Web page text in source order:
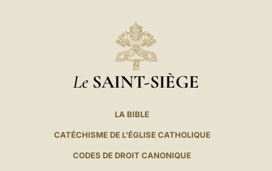
Le SAINT-SIÈGE
LA BIBLE
CATÉCHISME DE L'ÉGLISE CATHOLIQUE
CODES DE DROIT CANONIQUE